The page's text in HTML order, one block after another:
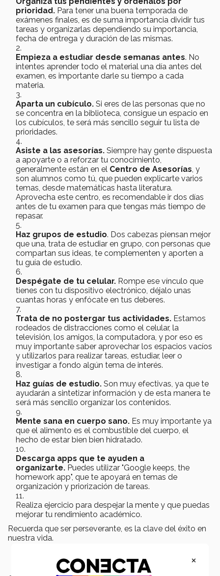
prioridad. Para tener una buena temporada de
exámenes finales, es de suma importancia dividir tus
tareas y organizarlas dependiendo su importancia,
fecha de entrega y duración de las mismas.
Empieza a estudiar desde semanas antes. No
intentes aprender todo el material una día antes del
examen, es importante darle su tiempo a cada
materia.
Aparta un cubículo. Si eres de las personas que no
se concentra en la biblioteca, consigue un espacio en
los cubículos, te será más sencillo seguir tu lista de
prioridades.
Asiste a las asesorías. Siempre hay gente dispuesta
a apoyarte o a reforzar tu conocimiento,
generalmente están en el Centro de Asesorías , y
son alumnos como tú, que pueden explicarte varios
temas, desde matemáticas hasta literatura.
Aprovecha este centro, es recomendable ir dos días
antes de tu examen para que tengas más tiempo de
repasar.
Haz grupos de estudio. Dos cabezas piensan mejor
que una, trata de estudiar en grupo, con personas que
compartan sus ideas, te complementen y aporten a
tu guía de estudio.
Despégate de tu celular. Rompe ese vínculo que
tienes con tu dispositivo electrónico, déjalo unas
cuantas horas y enfócate en tus deberes.
Trata de no postergar tus actividades. Estamos
rodeados de distracciones como el celular, la
televisión, los amigos, la computadora, y por eso es
muy importante saber aprovechar los espacios vacíos
y utilizarlos para realizar tareas, estudiar, leer o
investigar a fondo algún tema de interés.
Haz guías de estudio. Son muy efectivas, ya que te
ayudarán a sintetizar información y de esta manera te
será más sencillo organizar los contenidos.
Mente sana en cuerpo sano. Es muy importante ya
que el alimento es el combustible del cuerpo, el
hecho de estar bien bien hidratado.
Descarga apps que te ayuden a
organizarte. Puedes utilizar "Google keeps, the
homework app", que te apoyará en temas de
organización y priorización de tareas.
Realiza ejercicio para despejar la mente y que puedas
mejorar tu rendimiento académico.
Recuerda que ser perseverante, es la clave del éxito en
nuestra vida.
×